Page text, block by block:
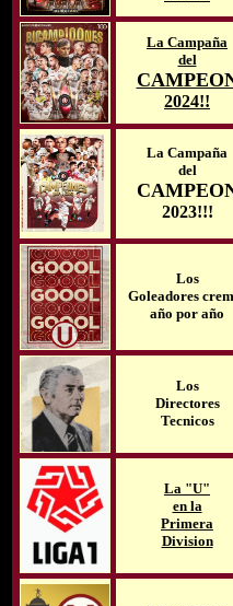
La Campaña
del
2024!!
La Campaña
del
2023!!!
Los
Goleadores
año por año
Los
Directores
Tecnicos
La "U"
en la
Primera
Division